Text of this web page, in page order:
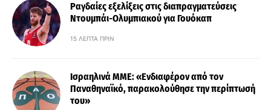
Ραγδαίες εξελίξεις στις διαπραγματεύσεις
Ντουμπάι-Ολυμπιακού για Γουόκαπ
15 ΛΕΠΤΆ ΠΡΙΝ
Ισραηλινά ΜΜΕ: «Ενδιαφέρον από τον
Παναθηναϊκό, παρακολούθησε την περίπτωσή
του»